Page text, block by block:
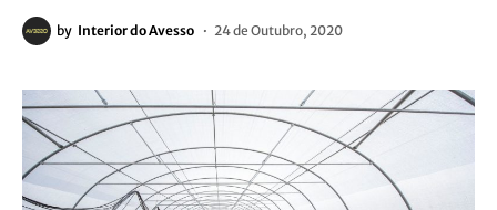
by Interior do Avesso 24 de Outubro, 2020